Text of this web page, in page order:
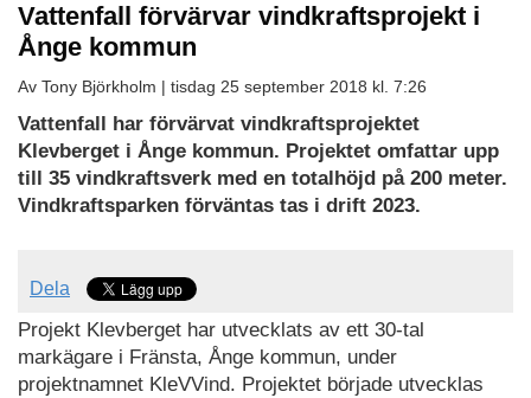
Vattenfall förvärvar vindkraftsprojekt i
Ånge kommun
Av Tony Björkholm | tisdag 25 september 2018 kl. 7:26
Vattenfall har förvärvat vindkraftsprojektet
Klevberget i Ånge kommun. Projektet omfattar upp
till 35 vindkraftsverk med en totalhöjd på 200 meter.
Vindkraftsparken förväntas tas i drift 2023.
Dela
Projekt Klevberget har utvecklats av ett 30-tal
markägare i Fränsta, Ånge kommun, under
projektnamnet KleVVind. Projektet började utvecklas